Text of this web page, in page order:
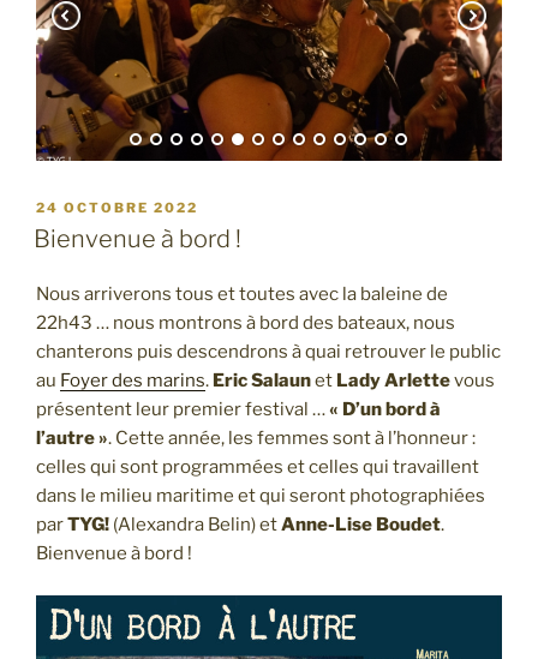
PUBLIÉ
LE
24 OCTOBRE 2022
Bienvenue à bord !
Nous arriverons tous et toutes avec la baleine de
22h43 … nous montrons à bord des bateaux, nous
chanterons puis descendrons à quai retrouver le public
au Foyer des marins. Eric Salaunet Lady Arlettevous
présentent leur premier festival …« D’un bord à
l’autre ». Cette année, les femmes sont à l’honneur :
celles qui sont programmées et celles qui travaillent
dans le milieu maritime et qui seront photographiées
parTYG! (Alexandra Belin) etAnne-Lise Boudet.
Bienvenue à bord !